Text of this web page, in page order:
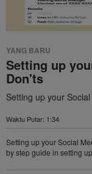
YANG BARU
Setting up
Don'ts
Setting up your
Waktu Putar: 1:34
Setting up your Social
by step guide in setting